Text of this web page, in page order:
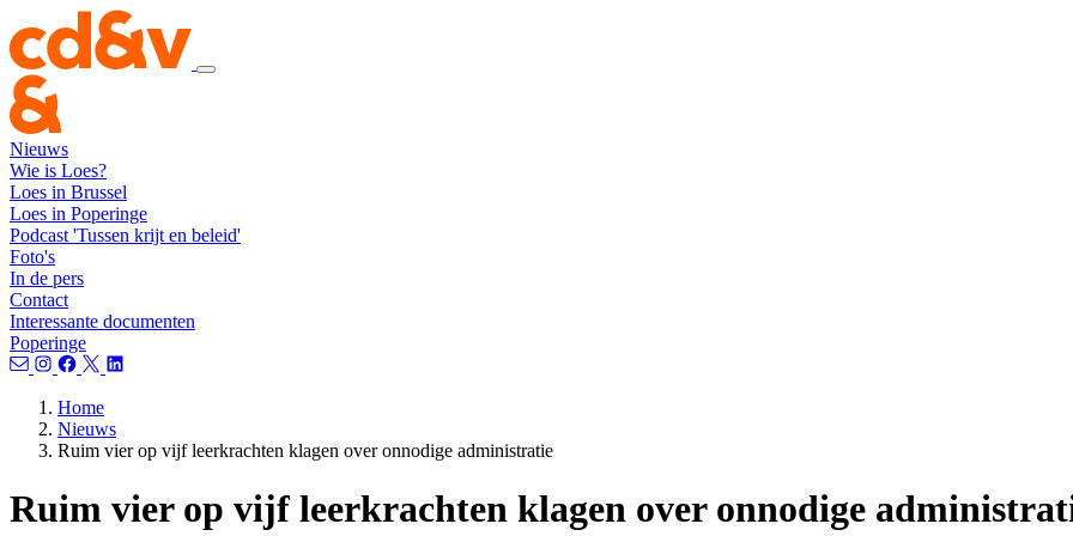
Nieuws
Wie is Loes?
Loes in Brussel
Loes in Poperinge
Podcast 'Tussen krijt en beleid'
Foto's
In de pers
Contact
Interessante documenten
Poperinge
Home
Nieuws
Ruim vier op vijf leerkrachten klagen over onnodige administratie
Ruim vier op vijf leerkrachten klagen over onnodige